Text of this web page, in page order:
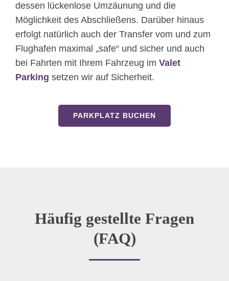
dessen lückenlose Umzäunung und die
Möglichkeit des Abschließens. Darüber hinaus
erfolgt natürlich auch der Transfer vom und zum
Flughafen maximal „safe“ und sicher und auch
bei Fahrten mit Ihrem Fahrzeug im Valet
Parking setzen wir auf Sicherheit.
PARKPLATZ BUCHEN
Häufig gestellte Fragen
(FAQ)